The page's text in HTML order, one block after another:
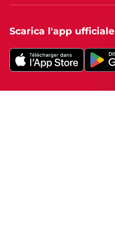
Scarica l'app ufficiale